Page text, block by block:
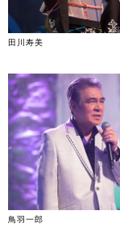
田川寿美
鳥羽一郎